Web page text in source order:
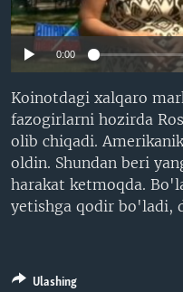
VIDEO
XABARLAR SURATLARDA
ODNOKLASSNIKI
TELEGRAM
SOUNDCLOUD
VOA
0:00
Koinotdagi xalqaro
fazogirlarni hozirda
olib chiqadi.
oldin. Shundan beri
harakat ketmoqda.
yetishga qodir bo'ladi,
Ulashing